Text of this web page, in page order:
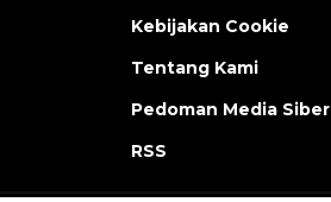
Kebijakan Cookie
Tentang Kami
Pedoman Media Siber
RSS